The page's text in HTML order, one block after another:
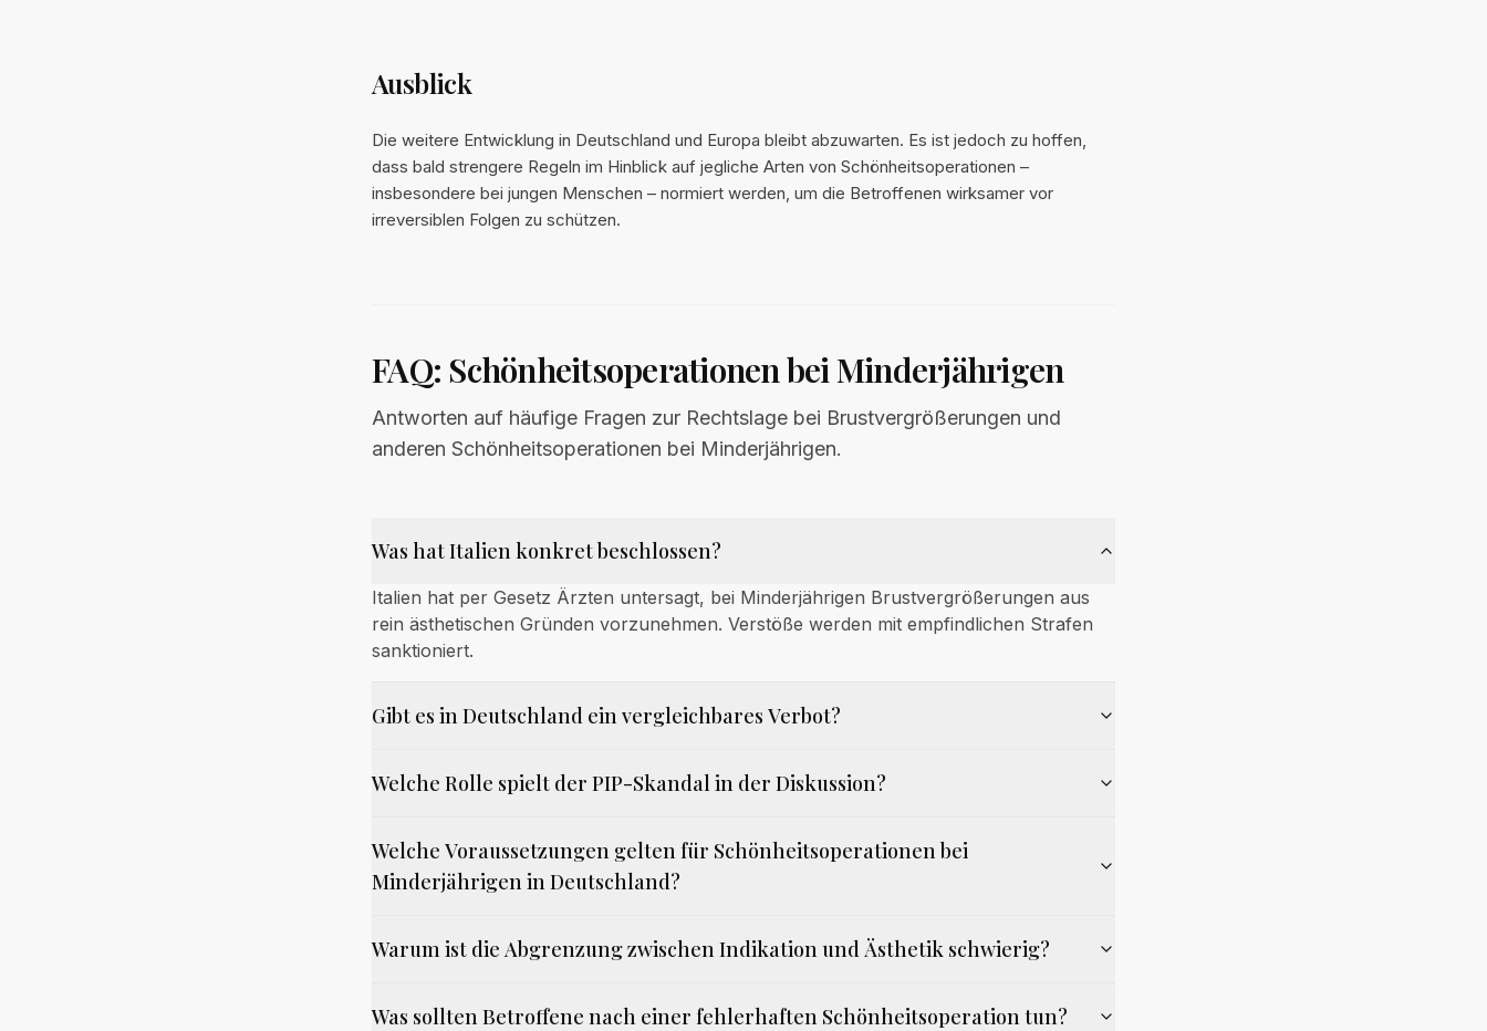
Ausblick
Die weitere Entwicklung in Deutschland und Europa bleibt abzuwarten. Es ist jedoch zu hoffen,
dass bald strengere Regeln im Hinblick auf jegliche Arten von Schönheitsoperationen –
insbesondere bei jungen Menschen – normiert werden, um die Betroffenen wirksamer vor
irreversiblen Folgen zu schützen.
FAQ: Schönheitsoperationen bei Minderjährigen
Antworten auf häufige Fragen zur Rechtslage bei Brustvergrößerungen und
anderen Schönheitsoperationen bei Minderjährigen.
Was hat Italien konkret beschlossen?
Italien hat per Gesetz Ärzten untersagt, bei Minderjährigen Brustvergrößerungen aus
rein ästhetischen Gründen vorzunehmen. Verstöße werden mit empfindlichen Strafen
sanktioniert.
Gibt es in Deutschland ein vergleichbares Verbot?
Welche Rolle spielt der PIP-Skandal in der Diskussion?
Welche Voraussetzungen gelten für Schönheitsoperationen bei
Minderjährigen in Deutschland?
Warum ist die Abgrenzung zwischen Indikation und Ästhetik schwierig?
Was sollten Betroffene nach einer fehlerhaften Schönheitsoperation tun?